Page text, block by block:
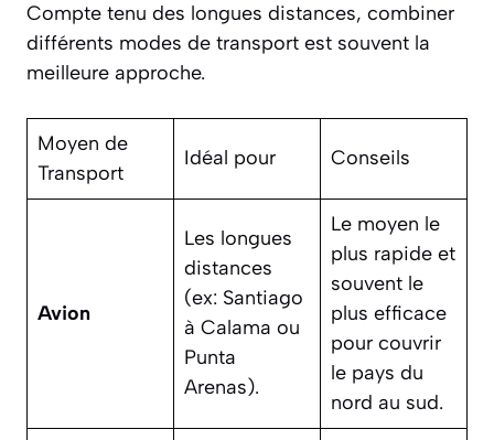
Compte tenu des longues distances, combiner
différents modes de transport est souvent la
meilleure approche.
Moyen de
Transport
Idéal pour Conseils
Avion
Les longues
distances
(ex: Santiago
à Calama ou
Punta
Arenas).
Le moyen le
plus rapide et
souvent le
plus efficace
pour couvrir
le pays du
nord au sud.